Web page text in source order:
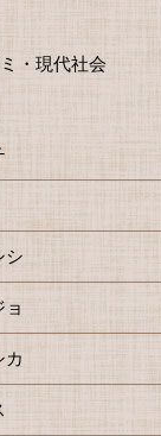
・現代社会
シ
ョ
カ